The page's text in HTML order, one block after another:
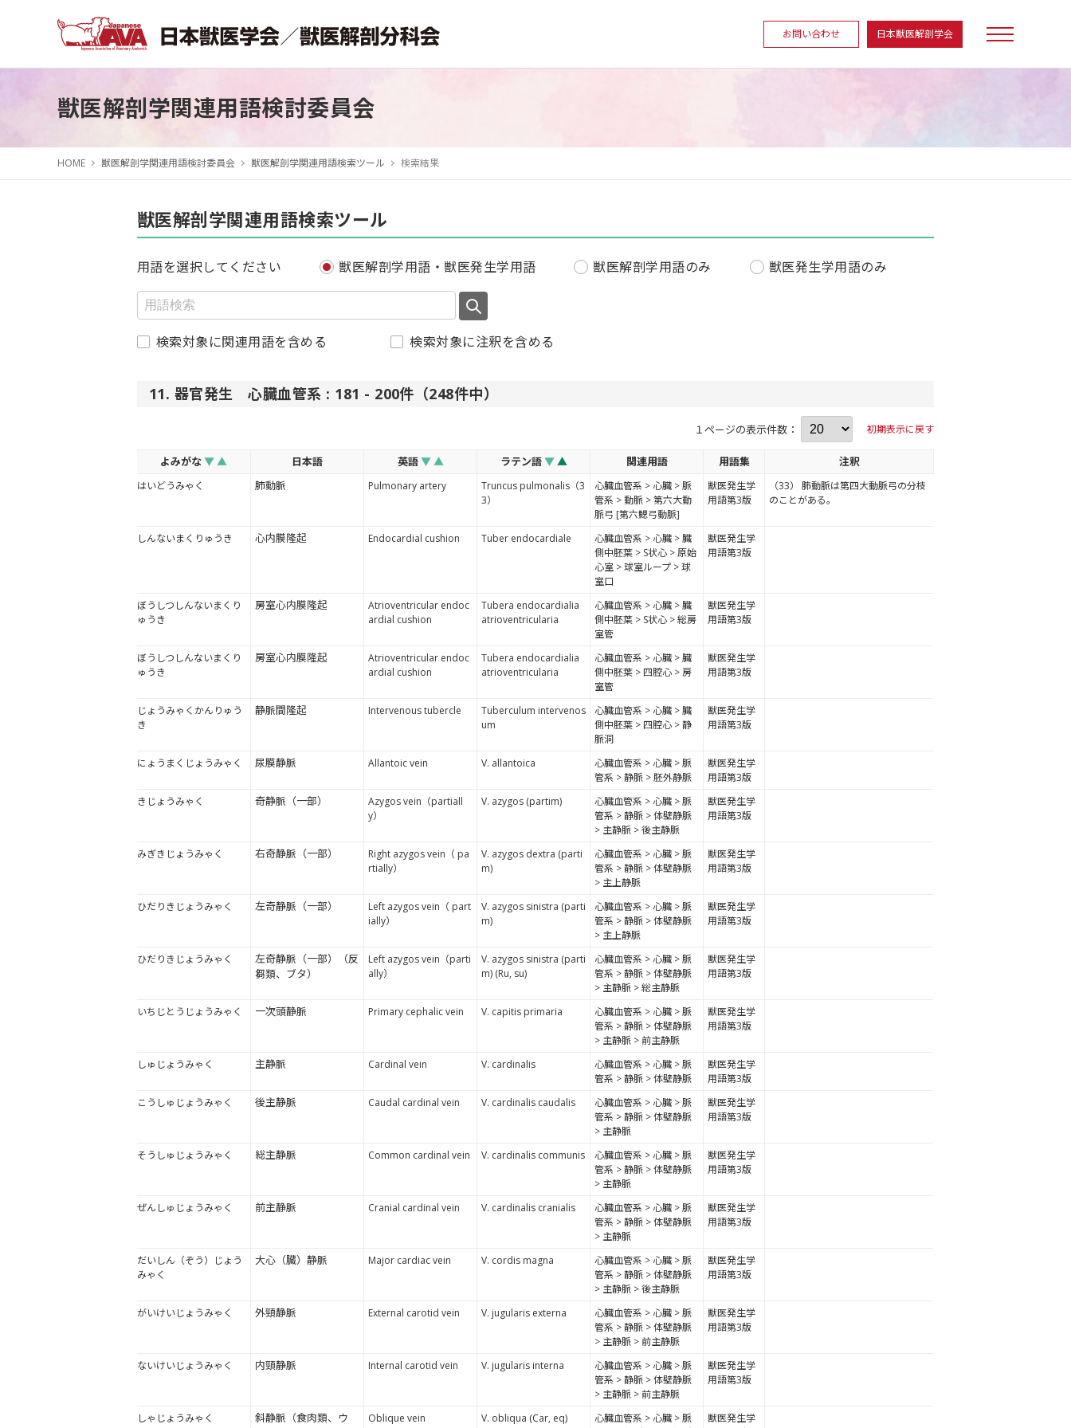
お問い合わせ 日本獣医解剖学会
獣医解剖学関連用語検討委員会
HOME 獣医解剖学関連用語検討委員会 獣医解剖学関連用語検索ツール 検索結果
獣医解剖学関連用語検索ツール
用語を選択してください 獣医解剖学用語・獣医発生学用語 獣医解剖学用語のみ 獣医発生学用語のみ
検索対象に関連用語を含める 検索対象に注釈を含める
11. 器官発生 心臓血管系 : 181 - 200件（248件中）
１ページの表示件数： 初期表示に戻す
よみがな▼▲ 日本語 英語▼▲ ラテン語▼▲ 関連用語 用語集 注釈
はいどうみゃく 肺動脈 Pulmonary artery
Truncus pulmonalis（3
3）
心臓血管系 > 心臓 > 脈
管系 > 動脈 > 第六大動
脈弓 [第六鰓弓動脈]
獣医発生学
用語第3版
（33） 肺動脈は第四大動脈弓の分枝
のことがある。
しんないまくりゅうき 心内膜隆起 Endocardial cushion Tuber endocardiale
心臓血管系 > 心臓 > 臓
側中胚葉 > S状心 > 原始
心室 > 球室ループ > 球
室口
獣医発生学
用語第3版
ぼうしつしんないまくり
ゅうき
房室心内膜隆起
Atrioventricular endoc
ardial cushion
Tubera endocardialia
atrioventricularia
心臓血管系 > 心臓 > 臓
側中胚葉 > S状心 > 総房
室管
獣医発生学
用語第3版
ぼうしつしんないまくり
ゅうき
房室心内膜隆起
Atrioventricular endoc
ardial cushion
Tubera endocardialia
atrioventricularia
心臓血管系 > 心臓 > 臓
側中胚葉 > 四腔心 > 房
室管
獣医発生学
用語第3版
じょうみゃくかんりゅう
き
静脈間隆起 Intervenous tubercle
Tuberculum intervenos
um
心臓血管系 > 心臓 > 臓
側中胚葉 > 四腔心 > 静
脈洞
獣医発生学
用語第3版
にょうまくじょうみゃく 尿膜静脈 Allantoic vein V. allantoica
心臓血管系 > 心臓 > 脈
管系 > 静脈 > 胚外静脈
獣医発生学
用語第3版
きじょうみゃく
奇静脈（一部）
Azygos vein（partiall
y）
V. azygos (partim)
心臓血管系 > 心臓 > 脈
管系 > 静脈 > 体壁静脈
> 主静脈 > 後主静脈
獣医発生学
用語第3版
みぎきじょうみゃく 右奇静脈（一部）
Right azygos vein（ pa
rtially）
V. azygos dextra (parti
m)
心臓血管系 > 心臓 > 脈
管系 > 静脈 > 体壁静脈
> 主上静脈
獣医発生学
用語第3版
ひだりきじょうみゃく 左奇静脈（一部）
Left azygos vein（ part
ially）
V. azygos sinistra (parti
m)
心臓血管系 > 心臓 > 脈
管系 > 静脈 > 体壁静脈
> 主上静脈
獣医発生学
用語第3版
ひだりきじょうみゃく
左奇静脈（一部）（反
芻類、ブタ）
Left azygos vein（parti
ally）
V. azygos sinistra (parti
m) (Ru, su)
心臓血管系 > 心臓 > 脈
管系 > 静脈 > 体壁静脈
> 主静脈 > 総主静脈
獣医発生学
用語第3版
いちじとうじょうみゃく 一次頭静脈 Primary cephalic vein V. capitis primaria
心臓血管系 > 心臓 > 脈
管系 > 静脈 > 体壁静脈
> 主静脈 > 前主静脈
獣医発生学
用語第3版
しゅじょうみゃく 主静脈 Cardinal vein V. cardinalis
心臓血管系 > 心臓 > 脈
管系 > 静脈 > 体壁静脈
獣医発生学
用語第3版
こうしゅじょうみゃく
後主静脈 Caudal cardinal vein V. cardinalis caudalis
心臓血管系 > 心臓 > 脈
管系 > 静脈 > 体壁静脈
> 主静脈
獣医発生学
用語第3版
そうしゅじょうみゃく 総主静脈 Common cardinal vein V. cardinalis communis
心臓血管系 > 心臓 > 脈
管系 > 静脈 > 体壁静脈
> 主静脈
獣医発生学
用語第3版
ぜんしゅじょうみゃく 前主静脈 Cranial cardinal vein V. cardinalis cranialis
心臓血管系 > 心臓 > 脈
管系 > 静脈 > 体壁静脈
> 主静脈
獣医発生学
用語第3版
だいしん（ぞう）じょう
みゃく
大心（臓）静脈 Major cardiac vein V. cordis magna
心臓血管系 > 心臓 > 脈
管系 > 静脈 > 体壁静脈
> 主静脈 > 後主静脈
獣医発生学
用語第3版
がいけいじょうみゃく 外頸静脈 External carotid vein V. jugularis externa
心臓血管系 > 心臓 > 脈
管系 > 静脈 > 体壁静脈
> 主静脈 > 前主静脈
獣医発生学
用語第3版
ないけいじょうみゃく 内頸静脈 Internal carotid vein V. jugularis interna
心臓血管系 > 心臓 > 脈
管系 > 静脈 > 体壁静脈
> 主静脈 > 前主静脈
獣医発生学
用語第3版
しゃじょうみゃく
斜静脈（食肉類、ウ
Oblique vein V. obliqua (Car, eq)
心臓血管系 > 心臓 > 脈
獣医発生学